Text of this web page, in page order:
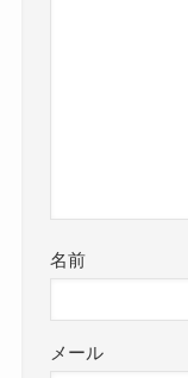
名前
メール